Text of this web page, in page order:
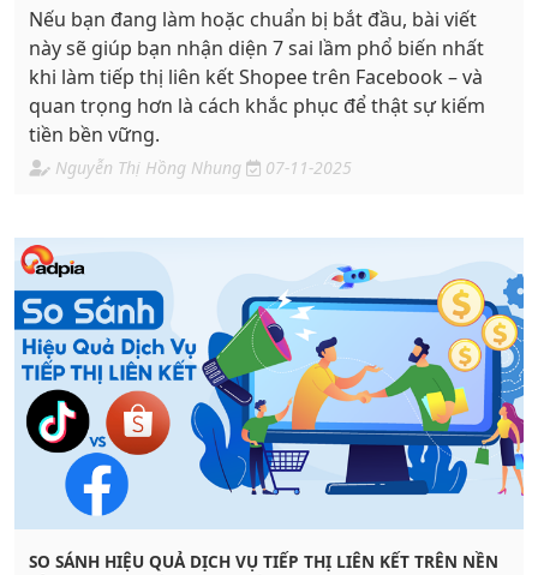
Nếu bạn đang làm hoặc chuẩn bị bắt đầu, bài viết
này sẽ giúp bạn nhận diện 7 sai lầm phổ biến nhất
khi làm tiếp thị liên kết Shopee trên Facebook – và
quan trọng hơn là cách khắc phục để thật sự kiếm
tiền bền vững.
Nguyễn Thị Hồng Nhung 07-11-2025
SO SÁNH HIỆU QUẢ DỊCH VỤ TIẾP THỊ LIÊN KẾT TRÊN NỀN